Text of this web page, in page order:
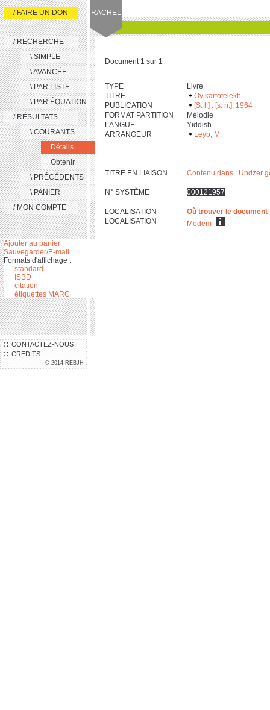
RACHEL
CONTACTEZ-NOUS
CREDITS
© 2014 REBJH
/ FAIRE UN DON
/ RECHERCHE
\ SIMPLE
\ AVANCÉE
\ PAR LISTE
\ PAR ÉQUATION
/ RÉSULTATS
\ COURANTS
Détails
Obtenir
\ PRÉCÉDENTS
\ PANIER
/ MON COMPTE
Ajouter au panier
Sauvegarder/E-mail
Formats d'affichage :
standard
ISBD
citation
étiquettes MARC
Document 1 sur 1
TYPE
Livre
TITRE
Oy kartofelekh
PUBLICATION
[S. l.] : [s. n.], 1964
FORMAT PARTITION
Mélodie
LANGUE
Yiddish.
ARRANGEUR
Leyb, M.
TITRE EN LIAISON Contenu dans : Undzer
N° SYSTÈME 000121957
LOCALISATION
Où trouver le document
LOCALISATION
Medem